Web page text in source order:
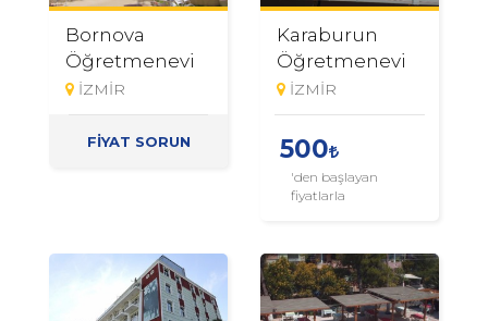
Bornova
Öğretmenevi
İZMİR
FİYAT SORUN
Karaburun
Öğretmenevi
İZMİR
500
'den başlayan
fiyatlarla